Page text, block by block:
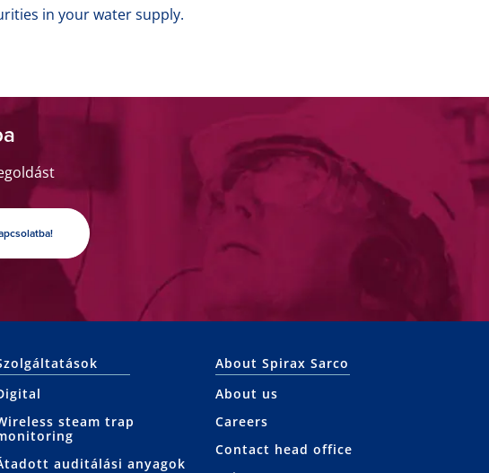
in your water supply.
steam trap
auditálási anyagok
About Spirax Sarco
About us
Careers
Contact head office